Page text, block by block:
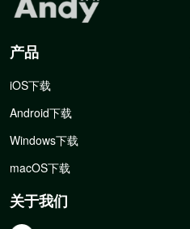
产品
iOS下载
Android下载
Windows下载
macOS下载
关于我们